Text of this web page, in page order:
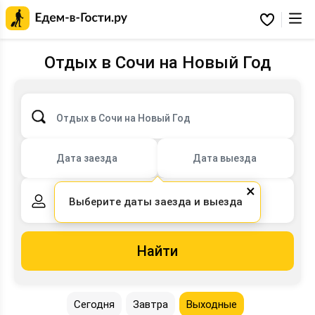
Избранное
Отдых в Сочи на Новый Год
Отдых в Сочи на Новый Год
Дата заезда Дата выезда
2 взрослых,0 детей
Найти
Сегодня Завтра Выходные
×
Выберите даты заезда и выезда